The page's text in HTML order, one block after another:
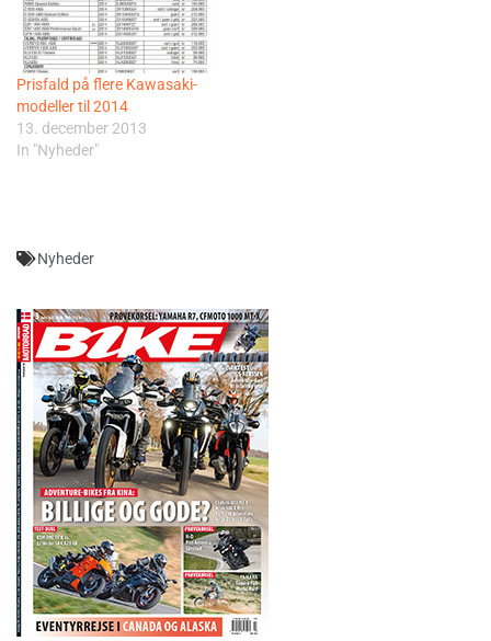
Prisfald på flere Kawasaki-
modeller til 2014
13. december 2013
In "Nyheder"
Nyheder